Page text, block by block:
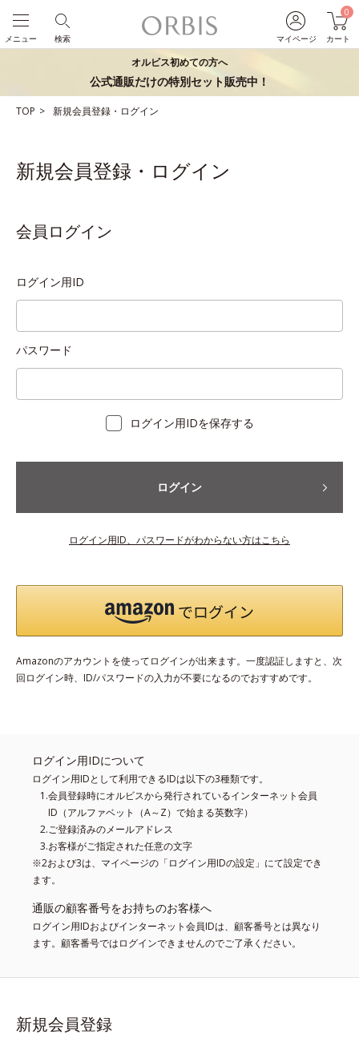
マイページ
0
カート
検索
メニュー
オルビス初めての方へ
公式通販だけの特別セット販売中！
TOP 新規会員登録・ログイン
新規会員登録・ログイン
会員ログイン
ログイン用ID
パスワード
ログイン用IDを保存する
ログイン
ログイン用ID、パスワードがわからない方はこちら
Amazonのアカウントを使ってログインが出来ます。一度認証しますと、次
回ログイン時、ID/パスワードの入力が不要になるのでおすすめです。
ログイン用IDについて
ログイン用IDとして利用できるIDは以下の3種類です。
会員登録時にオルビスから発行されているインターネット会員
ID（アルファベット（A～Z）で始まる英数字）
ご登録済みのメールアドレス
お客様がご指定された任意の文字
※2および3は、マイページの「ログイン用IDの設定」にて設定でき
ます。
通販の顧客番号をお持ちのお客様へ
ログイン用IDおよびインターネット会員IDは、顧客番号とは異なり
ます。顧客番号ではログインできませんのでご了承ください。
新規会員登録